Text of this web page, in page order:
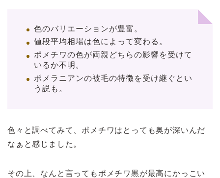
色のバリエーションが豊富。
値段平均相場は色によって変わる。
ポメチワの色が両親どちらの影響を受けて
いるか不明。
ポメラニアンの被毛の特徴を受け継ぐとい
う説も。
色々と調べてみて、ポメチワはとっても奥が深いんだ
なぁと感じました。
その上、なんと言ってもポメチワ黒が最高にかっこい